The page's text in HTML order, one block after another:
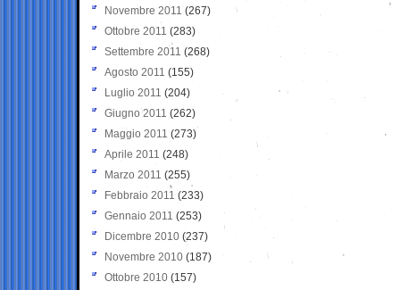
Novembre 2011 (267)
Ottobre 2011 (283)
Settembre 2011 (268)
Agosto 2011 (155)
Luglio 2011 (204)
Giugno 2011 (262)
Maggio 2011 (273)
Aprile 2011 (248)
Marzo 2011 (255)
Febbraio 2011 (233)
Gennaio 2011 (253)
Dicembre 2010 (237)
Novembre 2010 (187)
Ottobre 2010 (157)